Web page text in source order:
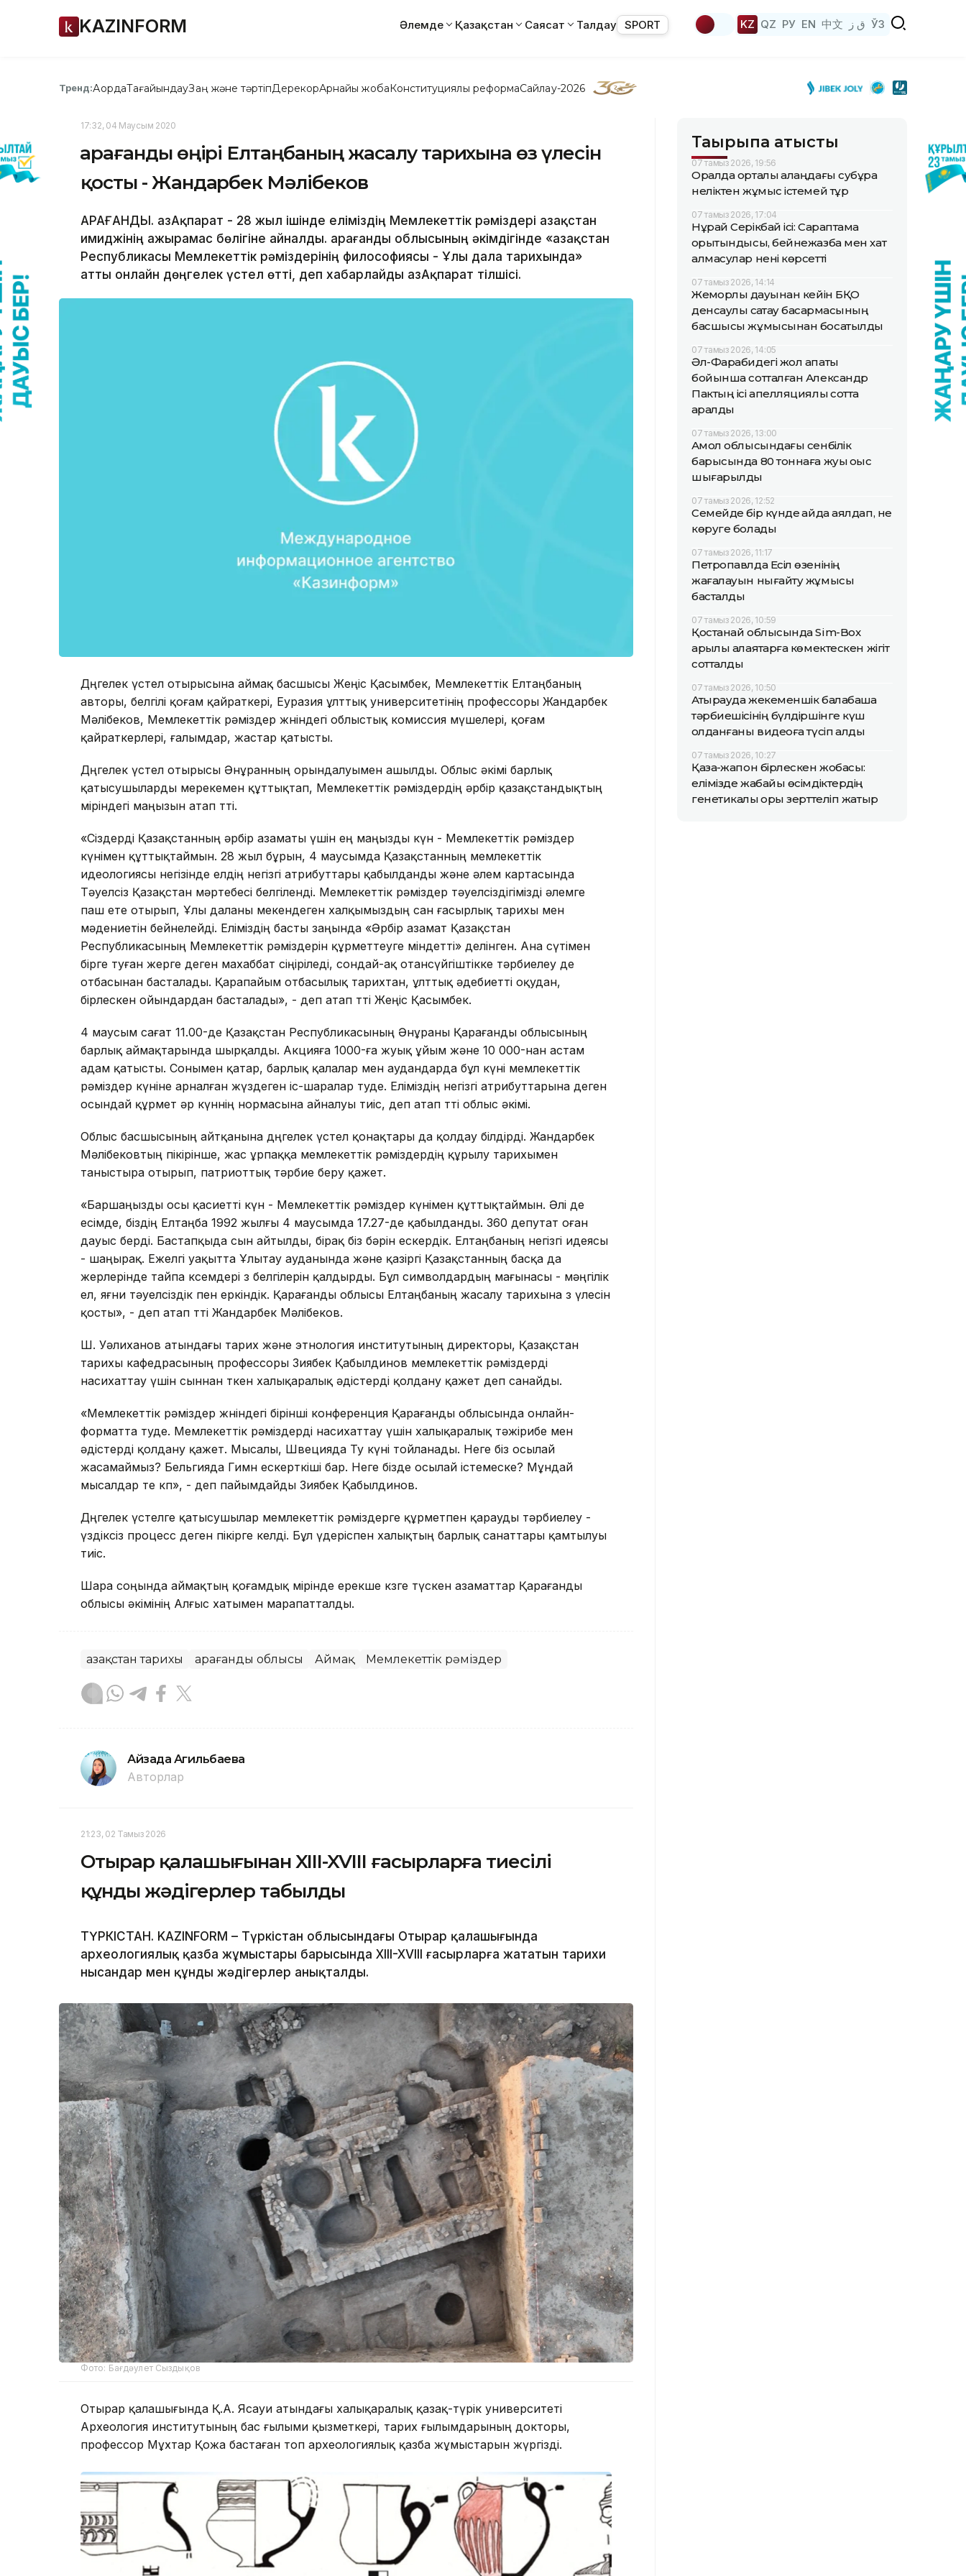
KAZINFORM Әлемде Қазақстан Саясат Талдау SPORT KZ QZ РУ EN 中文 ق ز ЎЗ
Тренд:АқордаТағайындауЗаң және тәртіпДерекқорАрнайы жобаКонституциялық реформаСайлау-2026
17:32, 04 Маусым 2020
Қарағанды өңірі Елтаңбаның жасалу тарихына өз үлесін
қосты - Жандарбек Мәлібеков
ҚАРАҒАНДЫ. ҚазАқпарат - 28 жыл ішінде еліміздің Мемлекеттік рәміздері Қазақстан
имиджінің ажырамас бөлігіне айналды. Қарағанды облысының әкімдігінде «Қазақстан
Республикасы Мемлекеттік рәміздерінің философиясы - Ұлы дала тарихында»
атты онлайн дөңгелек үстел өтті, деп хабарлайды ҚазАқпарат тілшісі.
Дөңгелек үстел отырысына аймақ басшысы Жеңіс Қасымбек, Мемлекеттік Елтаңбаның
авторы, белгілі қоғам қайраткері, Еуразия ұлттық университетінің профессоры Жандарбек
Мәлібеков, Мемлекеттік рәміздер жөніндегі облыстық комиссия мүшелері, қоғам
қайраткерлері, ғалымдар, жастар қатысты.
Дөңгелек үстел отырысы Әнұранның орындалуымен ашылды. Облыс әкімі барлық
қатысушыларды мерекемен құттықтап, Мемлекеттік рәміздердің әрбір қазақстандықтың
өміріндегі маңызын атап өтті.
«Сіздерді Қазақстанның әрбір азаматы үшін ең маңызды күн - Мемлекеттік рәміздер
күнімен құттықтаймын. 28 жыл бұрын, 4 маусымда Қазақстанның мемлекеттік
идеологиясы негізінде елдің негізгі атрибуттары қабылданды және әлем картасында
Тәуелсіз Қазақстан мәртебесі белгіленді. Мемлекеттік рәміздер тәуелсіздігімізді әлемге
паш ете отырып, Ұлы даланы мекендеген халқымыздың сан ғасырлық тарихы мен
мәдениетін бейнелейді. Еліміздің басты заңында «Әрбір азамат Қазақстан
Республикасының Мемлекеттік рәміздерін құрметтеуге міндетті» делінген. Ана сүтімен
бірге туған жерге деген махаббат сіңіріледі, сондай-ақ отансүйгіштікке тәрбиелеу де
отбасынан басталады. Қарапайым отбасылық тарихтан, ұлттық әдебиетті оқудан,
бірлескен ойындардан басталады», - деп атап өтті Жеңіс Қасымбек.
4 маусым сағат 11.00-де Қазақстан Республикасының Әнұраны Қарағанды облысының
барлық аймақтарында шырқалды. Акцияға 1000-ға жуық ұйым және 10 000-нан астам
адам қатысты. Сонымен қатар, барлық қалалар мен аудандарда бұл күні мемлекеттік
рәміздер күніне арналған жүздеген іс-шаралар өтуде. Еліміздің негізгі атрибуттарына деген
осындай құрмет әр күннің нормасына айналуы тиіс, деп атап өтті облыс әкімі.
Облыс басшысының айтқанына дөңгелек үстел қонақтары да қолдау білдірді. Жандарбек
Мәлібековтың пікірінше, жас ұрпаққа мемлекеттік рәміздердің құрылу тарихымен
таныстыра отырып, патриоттық тәрбие беру қажет.
«Баршаңызды осы қасиетті күн - Мемлекеттік рәміздер күнімен құттықтаймын. Әлі де
есімде, біздің Елтаңба 1992 жылғы 4 маусымда 17.27-де қабылданды. 360 депутат оған
дауыс берді. Бастапқыда сын айтылды, бірақ біз бәрін ескердік. Елтаңбаның негізгі идеясы
- шаңырақ. Ежелгі уақытта Ұлытау ауданында және қазіргі Қазақстанның басқа да
жерлерінде тайпа көсемдері өз белгілерін қалдырды. Бұл символдардың мағынасы - мәңгілік
ел, яғни тәуелсіздік пен еркіндік. Қарағанды облысы Елтаңбаның жасалу тарихына өз үлесін
қосты», - деп атап өтті Жандарбек Мәлібеков.
Ш. Уәлиханов атындағы тарих және этнология институтының директоры, Қазақстан
тарихы кафедрасының профессоры Зиябек Қабылдинов мемлекеттік рәміздерді
насихаттау үшін сыннан өткен халықаралық әдістерді қолдану қажет деп санайды.
«Мемлекеттік рәміздер жөніндегі бірінші конференция Қарағанды облысында онлайн-
форматта өтуде. Мемлекеттік рәміздерді насихаттау үшін халықаралық тәжірибе мен
әдістерді қолдану қажет. Мысалы, Швецияда Ту күні тойланады. Неге біз осылай
жасамаймыз? Бельгияда Гимн ескерткіші бар. Неге бізде осылай істемеске? Мұндай
мысалдар өте көп», - деп пайымдайды Зиябек Қабылдинов.
Дөңгелек үстелге қатысушылар мемлекеттік рәміздерге құрметпен қарауды тәрбиелеу -
үздіксіз процесс деген пікірге келді. Бұл үдеріспен халықтың барлық санаттары қамтылуы
тиіс.
Шара соңында аймақтың қоғамдық өмірінде ерекше көзге түскен азаматтар Қарағанды
облысы әкімінің Алғыс хатымен марапатталды.
Қазақстан тарихы Қарағанды облысы Аймақ Мемлекеттік рәміздер
Айзада Агильбаева
Авторлар
21:23, 02 Тамыз 2026
Отырар қалашығынан XIII-XVIII ғасырларға тиесілі
құнды жәдігерлер табылды
ТҮРКІСТАН. KAZINFORM – Түркістан облысындағы Отырар қалашығында
археологиялық қазба жұмыстары барысында XIII-XVIII ғасырларға жататын тарихи
нысандар мен құнды жәдігерлер анықталды.
Фото: Бағдәулет Сыздықов
Отырар қалашығында Қ.А. Ясауи атындағы халықаралық қазақ-түрік университеті
Археология институтының бас ғылыми қызметкері, тарих ғылымдарының докторы,
профессор Мұхтар Қожа бастаған топ археологиялық қазба жұмыстарын жүргізді.
Тақырыпқа қатысты
07 тамыз 2026, 19:56
Оралда орталық алаңдағы субұрқақ
неліктен жұмыс істемей тұр
07 тамыз 2026, 17:04
Нұрай Серікбай ісі: Сараптама
қорытындысы, бейнежазба мен хат
алмасулар нені көрсетті
07 тамыз 2026, 14:14
Жемқорлық дауынан кейін БҚО
денсаулық сақтау басқармасының
басшысы жұмысынан босатылды
07 тамыз 2026, 14:05
Әл-Фарабидегі жол апаты
бойынша сотталған Александр
Пактың ісі апелляциялық сотта
қаралды
07 тамыз 2026, 13:00
Ақмол облысындағы сенбілік
барысында 80 тоннаға жуық қоқыс
шығарылды
07 тамыз 2026, 12:52
Семейде бір күнде қайда аялдап, не
көруге болады
07 тамыз 2026, 11:17
Петропавлда Есіл өзенінің
жағалауын нығайту жұмысы
басталды
07 тамыз 2026, 10:59
Қостанай облысында Sim-Box
арқылы алаяқтарға көмектескен жігіт
сотталды
07 тамыз 2026, 10:50
Атырауда жекеменшік балабақша
тәрбиешісінің бүлдіршінге күш
қолданғаны видеоға түсіп қалды
07 тамыз 2026, 10:27
Қазақ-жапон бірлескен жобасы:
елімізде жабайы өсімдіктердің
генетикалық қоры зерттеліп жатыр